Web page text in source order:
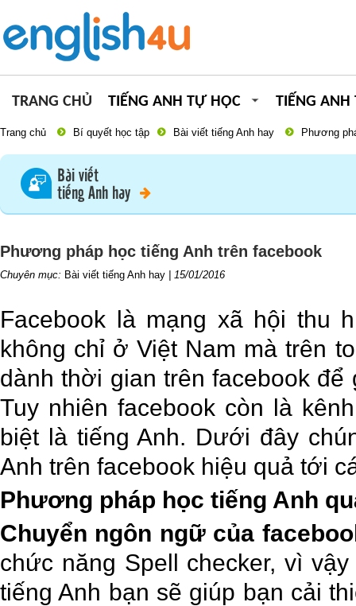
TRANG CHỦ TIẾNG ANH TỰ HỌC TIẾNG ANH
Trang chủ Bí quyết học tập Bài viết tiếng Anh hay Phương
Bài viết
tiếng Anh hay
Phương pháp học tiếng Anh trên facebook
Chuyên mục: Bài viết tiếng Anh hay 15/01/2016
Facebook là mạng xã hội thu
không chỉ ở Việt Nam mà trên
dành thời gian trên facebook
Tuy nhiên facebook còn là
biệt là tiếng Anh. Dưới đây
Anh trên facebook hiệu quả tới
Phương pháp học tiếng Anh
Chuyển ngôn ngữ của
chức năng Spell checker, vì
tiếng Anh bạn sẽ giúp bạn cải